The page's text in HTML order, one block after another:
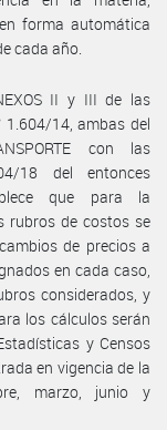
forma automática
cada año.
II y III de las
1.604/14, ambas del
con las
18 del entonces
que para la
rubros de costos se
de precios a
en cada caso,
considerados, y
los cálculos serán
y Censos
en vigencia de la
marzo, junio y